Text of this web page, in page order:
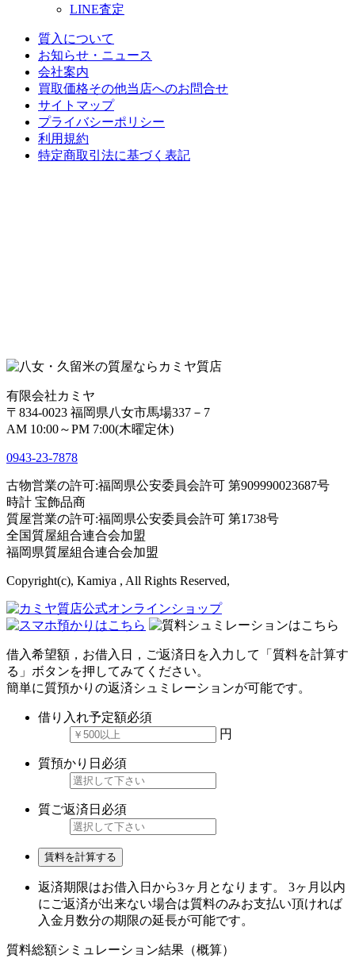
LINE査定
質入について
お知らせ・ニュース
会社案内
買取価格その他当店へのお問合せ
サイトマップ
プライバシーポリシー
利用規約
特定商取引法に基づく表記
有限会社カミヤ
〒834-0023 福岡県八女市馬場337－7
AM 10:00～PM 7:00(木曜定休)
0943-23-7878
古物営業の許可:福岡県公安委員会許可 第909990023687号
時計 宝飾品商
質屋営業の許可:福岡県公安委員会許可 第1738号
全国質屋組合連合会加盟
福岡県質屋組合連合会加盟
Copyright(c), Kamiya , All Rights Reserved,
借入希望額，お借入日，ご返済日を入力して「質料を計算す
る」ボタンを押してみてください。
簡単に質預かりの返済シュミレーションが可能です。
借り入れ予定額必須
円
質預かり日 必須
質ご返済日 必須
賃料を計算する
返済期限はお借入日から3ヶ月となります。 3ヶ月以内
にご返済が出来ない場合は質料のみお支払い頂ければ
入金月数分の期限の延長が可能です。
質料総額シミュレーション結果（概算）